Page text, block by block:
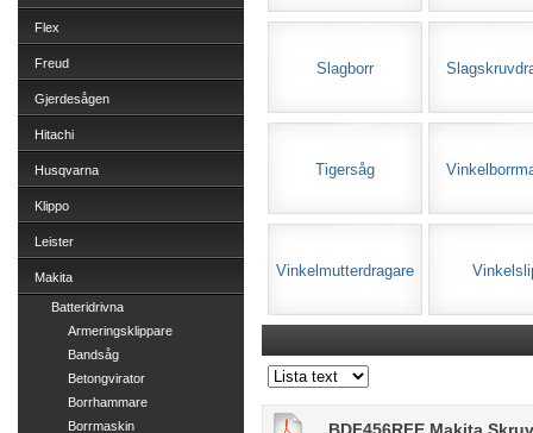
Flex
Freud
Gjerdesågen
Hitachi
Husqvarna
Klippo
Leister
Makita
Batteridrivna
Armeringsklippare
Bandsåg
Betongvirator
Borrhammare
Borrmaskin
Slagborr
Tigersåg
Vinkelmutterdragare